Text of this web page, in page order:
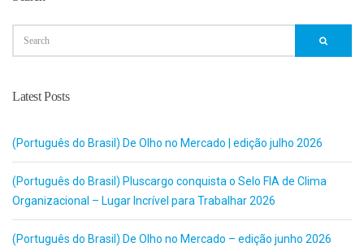
Latest Posts
(Português do Brasil) De Olho no Mercado | edição julho 2026
(Português do Brasil) Pluscargo conquista o Selo FIA de Clima
Organizacional – Lugar Incrível para Trabalhar 2026
(Português do Brasil) De Olho no Mercado – edição junho 2026